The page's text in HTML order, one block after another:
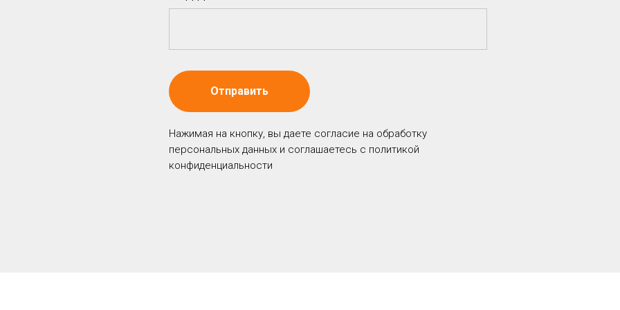
Отправить
Нажимая на кнопку, вы даете согласие на обработку
персональных данных и соглашаетесь c политикой
конфиденциальности